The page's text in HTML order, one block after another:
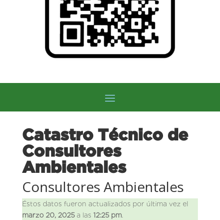
Catastro Técnico de
Consultores
Ambientales
Consultores Ambientales
Éstos datos fueron actualizados por última vez el
marzo 20, 2025a las 12:25 pm.